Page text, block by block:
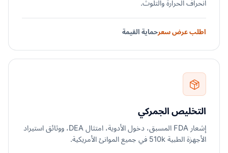
انحراف الحرارة والتلوث.
اطلب عرض سعرحماية القيمة
التخليص الجمركي
إشعار FDA المسبق، دخول الأدوية، امتثال DEA، ووثائق استيراد
الأجهزة الطبية 510k في جميع الموانئ الأمريكية.